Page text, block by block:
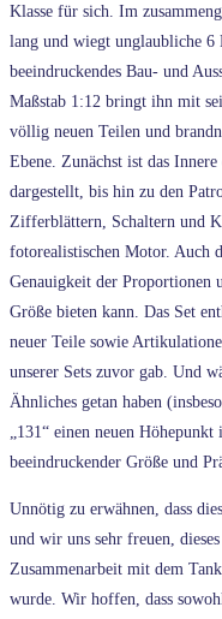
Klasse für sich. Im
lang und wiegt unglaubliche
beeindruckendes Bau- und
Maßstab 1:12 bringt ihn mit
völlig neuen Teilen und
Ebene. Zunächst ist das
dargestellt, bis hin zu den
Zifferblättern, Schaltern und
fotorealistischen Motor. Auch
Genauigkeit der Proportionen
Größe bieten kann. Das Set
neuer Teile sowie
unserer Sets zuvor gab. Und
Ähnliches getan haben
„131“ einen neuen
beeindruckender Größe und
Unnötig zu erwähnen, dass
und wir uns sehr freuen,
Zusammenarbeit mit dem
wurde. Wir hoffen, dass